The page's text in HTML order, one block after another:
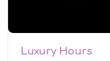
Luxury Hours